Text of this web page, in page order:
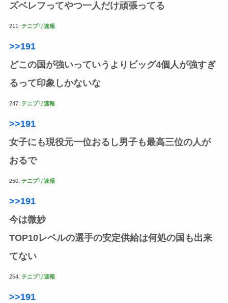
ズベレフってやつ一人だけ頑張ってる
211: テニプリ速報
>>191
どこの国が強いっていうよりビッグ4個人が強すぎ
るって印象しかないな
247: テニプリ速報
>>191
女子にも現役元一位おるし男子も最高三位の人が
おるで
250: テニプリ速報
>>191
今は微妙
TOP10レベルの選手の安定供給は何処の国も出来
てない
254: テニプリ速報
>>191